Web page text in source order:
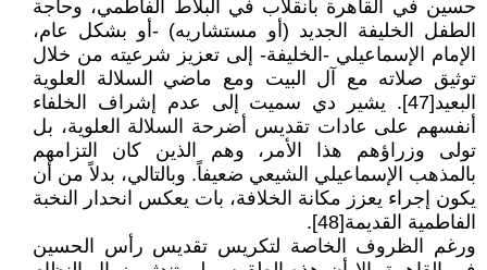
حسين في القاهرة بانقلاب في البلاط الفاطمي، وحاجة
الطفل الخليفة الجديد (أو مستشاريه) -أو بشكل عام،
الإمام الإسماعيلي -الخليفة- إلى تعزيز شرعيته من خلال
توثيق صلاته مع آل البيت ومع ماضي السلالة العلوية
البعيد[47]. يشير دي سميت إلى عدم إشراف الخلفاء
أنفسهم على عادات تقديس أضرحة السلالة العلوية، بل
تولى وزراؤهم هذا الأمر، وهم الذين كان التزامهم
بالمذهب الإسماعيلي الشيعي ضعيفاً. وبالتالي، بدلاً من أن
يكون إجراء يعزز مكانة الخلافة، بات يعكس انحدار النخبة
الفاطمية القديمة[48].
ورغم الظروف الخاصة لتكريس تقديس رأس الحسين